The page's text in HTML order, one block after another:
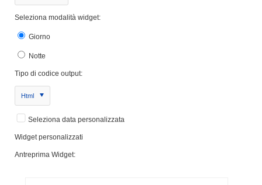
Seleziona modalità widget:
Giorno
Notte
Tipo di codice output:
Html
Seleziona data personalizzata
Widget personalizzati
Antreprima Widget: